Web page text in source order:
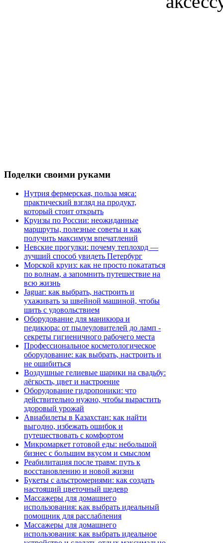
Поделки своими руками
Нутрия фермерская, польза мяса:
практический взгляд на продукт,
который стоит открыть
Круизы по России: неожиданные
маршруты, полезные советы и как
получить максимум впечатлений
Невские прогулки: почему теплоход —
лучший способ увидеть Петербург
Морской круиз: как не просто покататься
по волнам, а запомнить путешествие на
всю жизнь
Jaguar: как выбрать, настроить и
ухаживать за швейной машиной, чтобы
шить с удовольствием
Оборудование для маникюра и
педикюра: от пылеуловителей до ламп -
секреты гигиеничного рабочего места
Профессиональное косметологическое
оборудование: как выбрать, настроить и
не ошибиться
Воздушные гелиевые шарики на свадьбу:
лёгкость, цвет и настроение
Оборудование гидропоники: что
действительно нужно, чтобы вырастить
здоровый урожай
Авиабилеты в Казахстан: как найти
выгодно, избежать ошибок и
путешествовать с комфортом
Микромаркет готовой еды: небольшой
бизнес с большим вкусом и смыслом
Реабилитация после травм: путь к
восстановлению и новой жизни
Букеты с альстромериями: как создать
настоящий цветочный шедевр
Массажеры для домашнего
использования: как выбрать идеальный
помощник для расслабления
Массажеры для домашнего
использования: как выбрать идеальное